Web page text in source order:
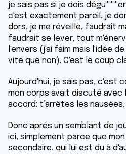
je sais pas si je dois
c'est exactement pareil, je
dors, je me réveille, faudrait
faudrait se lever, tout
l'envers (j'ai faim mais l'idée
vite que non). C'est le coup
Aujourd'hui, je sais pas, c'est
mon corps avait discuté avec
accord: t’arrêtes les
Donc après un semblant de
ici, simplement parce que
secondaire, qui lui est du à